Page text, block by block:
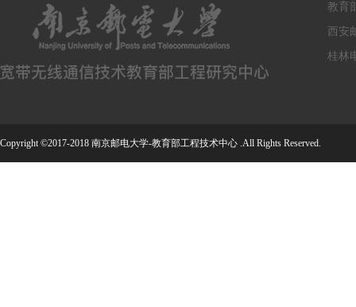
教育
西安
桂林
Copyright ©2017-2018 南京邮电大学-教育部工程技术中心 .All Rights Reserved.